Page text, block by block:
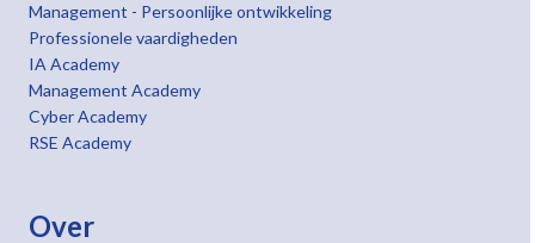
Management - Persoonlijke ontwikkeling
Professionele vaardigheden
IA Academy
Management Academy
Cyber Academy
RSE Academy
Over